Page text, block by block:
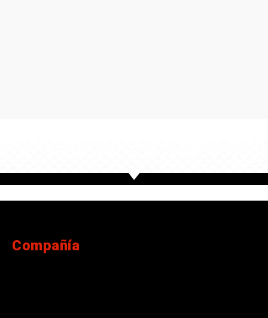
Compañía